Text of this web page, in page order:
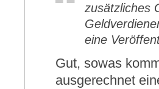
zusätzliches
eine
Gut, sowas
ausgerechnet